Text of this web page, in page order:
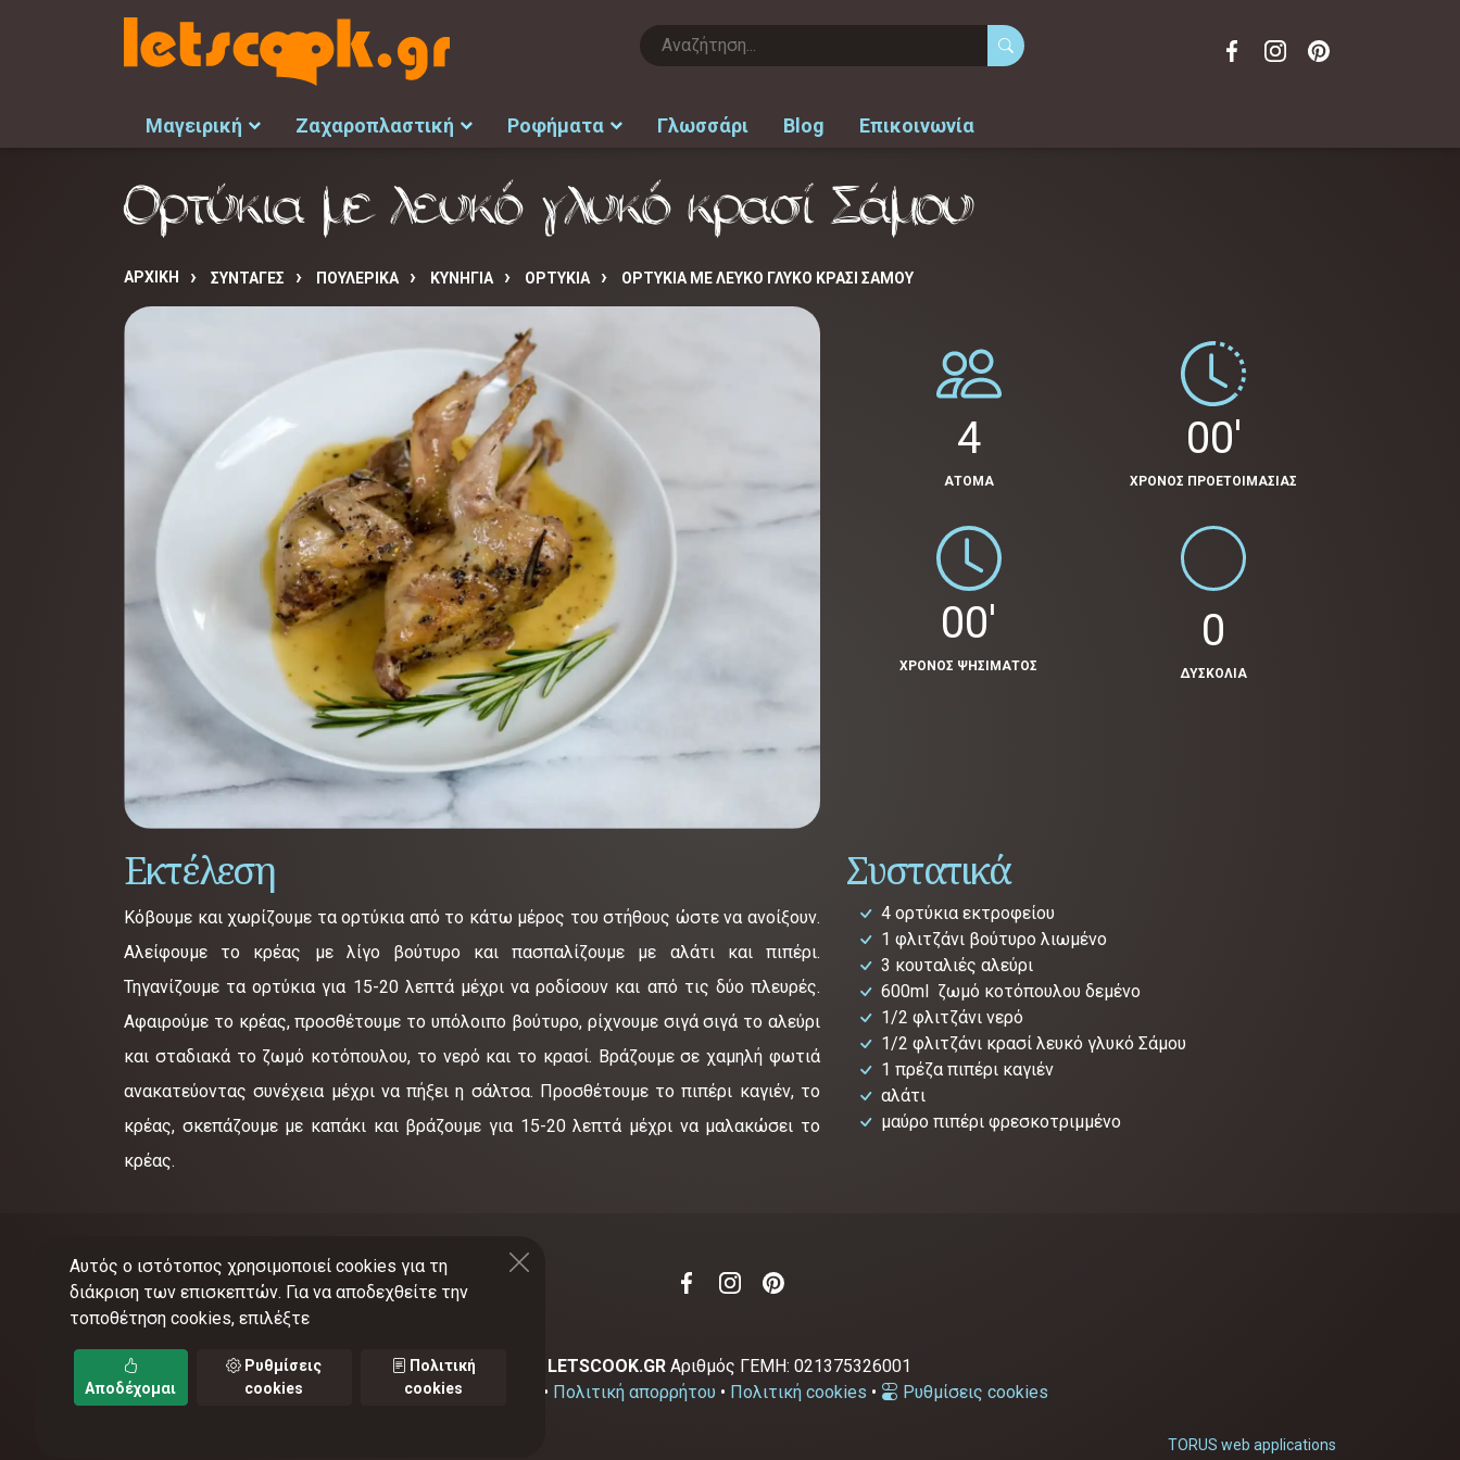
Μαγειρική Ζαχαροπλαστική Ροφήματα Γλωσσάρι Blog Επικοινωνία
Ορτύκια με λευκό γλυκό κρασί Σάμου
ΑΡΧΙΚΉ ΣΥΝΤΑΓΈΣ ΠΟΥΛΕΡΙΚΑ ΚΥΝΗΓΙΑ ΟΡΤΥΚΙΑ ΟΡΤΎΚΙΑ ΜΕ ΛΕΥΚΌ ΓΛΥΚΌ ΚΡΑΣΊ ΣΆΜΟΥ
4
ΑΤΟΜΑ
00'
ΧΡΟΝΟΣ ΠΡΟΕΤΟΙΜΑΣΙΑΣ
00'
ΧΡΟΝΟΣ ΨΗΣΙΜΑΤΟΣ
0
ΔΥΣΚΟΛΙΑ
Συστατικά
4 ορτύκια εκτροφείου
1 φλιτζάνι βούτυρο λιωμένο
3 κουταλιές αλεύρι
600ml ζωμό κοτόπουλου δεμένο
1/2 φλιτζάνι νερό
1/2 φλιτζάνι κρασί λευκό γλυκό Σάμου
1 πρέζα πιπέρι καγιέν
αλάτι
μαύρο πιπέρι φρεσκοτριμμένο
Εκτέλεση
Κόβουμε και χωρίζουμε τα ορτύκια από το κάτω μέρος του στήθους ώστε να ανοίξουν.
Αλείφουμε το κρέας με λίγο βούτυρο και πασπαλίζουμε με αλάτι και πιπέρι.
Τηγανίζουμε τα ορτύκια για 15-20 λεπτά μέχρι να ροδίσουν και από τις δύο πλευρές.
Αφαιρούμε το κρέας, προσθέτουμε το υπόλοιπο βούτυρο, ρίχνουμε σιγά σιγά το αλεύρι
και σταδιακά το ζωμό κοτόπουλου, το νερό και το κρασί. Βράζουμε σε χαμηλή φωτιά
ανακατεύοντας συνέχεια μέχρι να πήξει η σάλτσα. Προσθέτουμε το πιπέρι καγιέν, το
κρέας, σκεπάζουμε με καπάκι και βράζουμε για 15-20 λεπτά μέχρι να μαλακώσει το
κρέας.
©2012-2026 LETSCOOK.GR Αριθμός ΓΕΜΗ: 021375326001
Όροι χρήσης
• Πολιτική απορρήτου • Πολιτική cookies • Ρυθμίσεις cookies
TORUS web applications
Αυτός ο ιστότοπος χρησιμοποιεί cookies για τη
διάκριση των επισκεπτών. Για να αποδεχθείτε την
τοποθέτηση cookies, επιλέξτε
Αποδέχομαι
Ρυθμίσεις
cookies
Πολιτική
cookies